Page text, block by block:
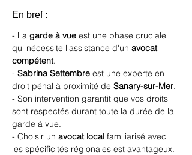
En bref :
- La garde à vue est une phase cruciale
qui nécessite l'assistance d'un avocat
compétent.
- Sabrina Settembre est une experte en
droit pénal à proximité de Sanary-sur-Mer.
- Son intervention garantit que vos droits
sont respectés durant toute la durée de la
garde à vue.
- Choisir un avocat local familiarisé avec
les spécificités régionales est avantageux.